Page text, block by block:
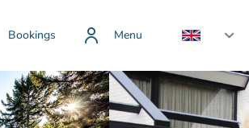
Bookings Menu